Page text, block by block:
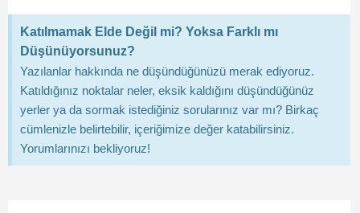
Katılmamak Elde Değil mi? Yoksa Farklı mı
Düşünüyorsunuz?
Yazılanlar hakkında ne düşündüğünüzü merak ediyoruz.
Katıldığınız noktalar neler, eksik kaldığını düşündüğünüz
yerler ya da sormak istediğiniz sorularınız var mı? Birkaç
cümlenizle belirtebilir, içeriğimize değer katabilirsiniz.
Yorumlarınızı bekliyoruz!